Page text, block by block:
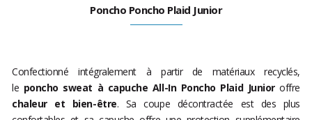
Poncho Poncho Plaid Junior
Confectionné intégralement à partir de matériaux recyclés,
le poncho sweat à capuche All-In Poncho Plaid Junioroffre
chaleur et bien-être. Sa coupe décontractée est des plus